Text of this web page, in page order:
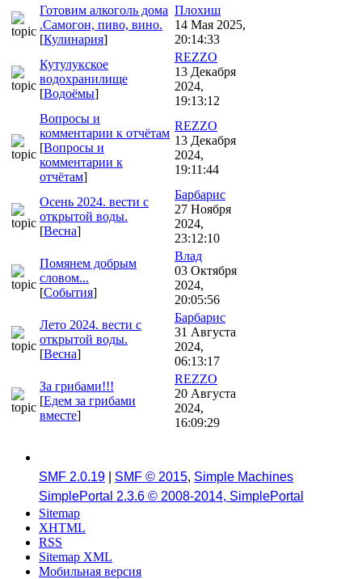
Готовим алкоголь дома
.Самогон, пиво, вино.
[Кулинария]
Плохиш
14 Мая 2025,
20:14:33
Кутулукское
водохранилище
[Водоёмы]
REZZO
13 Декабря
2024,
19:13:12
Вопросы и
комментарии к отчётам
[Вопросы и
комментарии к
отчётам]
REZZO
13 Декабря
2024,
19:11:44
Осень 2024. вести с
открытой воды.
[Весна]
Барбарис
27 Ноября
2024,
23:12:10
Помянем добрым
словом...
[События]
Влад
03 Октября
2024,
20:05:56
Лето 2024. вести с
открытой воды.
[Весна]
Барбарис
31 Августа
2024,
06:13:17
За грибами!!!
[Едем за грибами
вместе]
REZZO
20 Августа
2024,
16:09:29
SMF 2.0.19 SMF © 2015, Simple Machines
SimplePortal 2.3.6 © 2008-2014, SimplePortal
Sitemap
XHTML
RSS
Sitemap XML
Мобильная версия